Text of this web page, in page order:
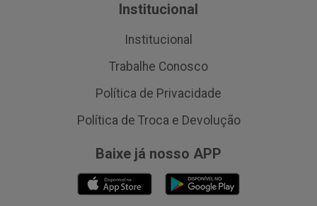
Institucional
Institucional
Trabalhe Conosco
Política de Privacidade
Política de Troca e Devolução
Baixe já nosso APP